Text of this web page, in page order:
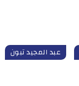
عبد المجيد تبون